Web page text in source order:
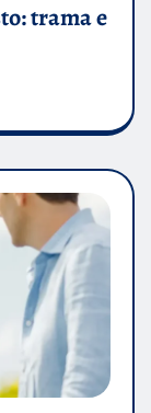
trama e